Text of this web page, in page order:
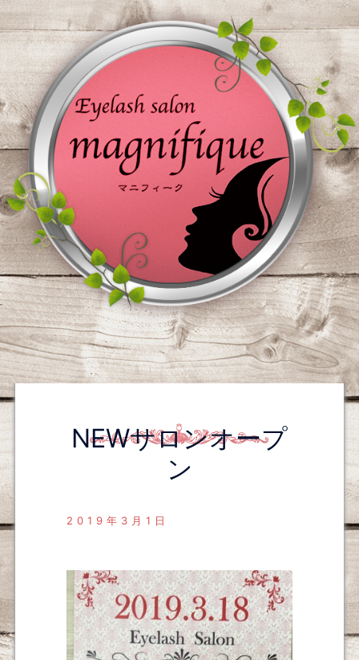
コ
ン
テ
ン
ツ
へ
ス
キ
ッ
プ
NEWサロンオープ
ン
2019年3月1日